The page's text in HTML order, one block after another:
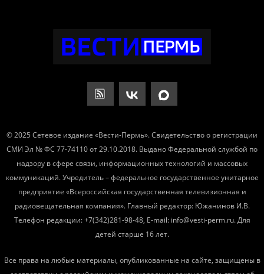
© 2025 Сетевое издание «Вести-Пермь». Свидетельство о регистрации
СМИ Эл № ФС 77-74110 от 29.10.2018. Выдано Федеральной службой по
надзору в сфере связи, информационных технологий и массовых
коммуникаций. Учредитель – федеральное государственное унитарное
предприятие «Всероссийская государственная телевизионная и
радиовещательная компания». Главный редактор: Южанинов И.В.
Телефон редакции: +7(342)281-98-48, E-mail: info@vesti-perm.ru. Для
детей старше 16 лет.
Все права на любые материалы, опубликованные на сайте, защищены в